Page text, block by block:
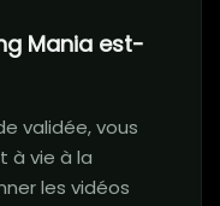
Mania est-
validée, vous
à vie à la
les vidéos